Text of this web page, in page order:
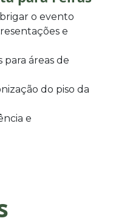
o evento
e
áreas de
do piso da
e